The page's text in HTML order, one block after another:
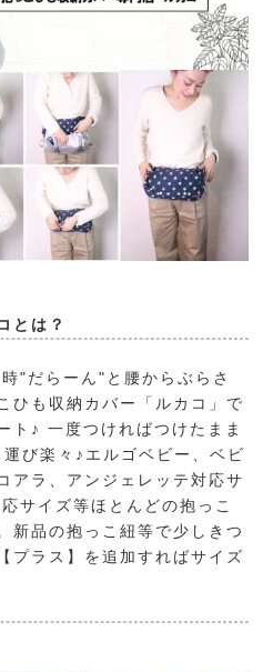
とは？
"だらーん"と腰からぶらさ
ひも収納カバー「ルカコ」で
ト♪ 一度つければつけたまま
び楽々♪エルゴベビー、ベビ
アラ、アンジェレッテ対応サ
サイズ等ほとんどの抱っこ
新品の抱っこ紐等で少しきつ
プラス】を追加すればサイズ